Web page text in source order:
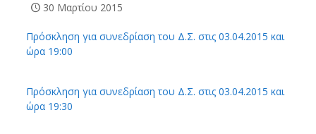
30 Μαρτίου 2015
Πρόσκληση για συνεδρίαση του Δ.Σ. στις 03.04.2015 και
ώρα 19:00
Πρόσκληση για συνεδρίαση του Δ.Σ. στις 03.04.2015 και
ώρα 19:30